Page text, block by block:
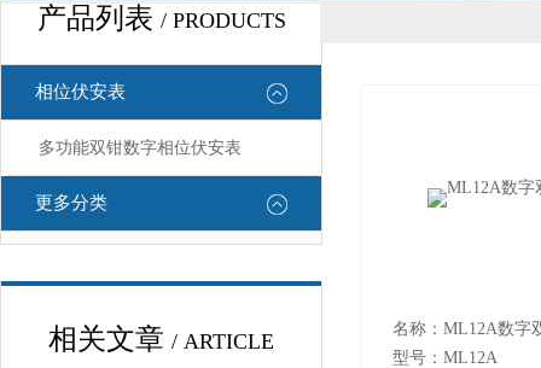
产品列表 / PRODUCTS
相位伏安表
多功能双钳数字相位伏安表
更多分类
相关文章 / ARTICLE
名称：ML12A数字
型号：ML12A